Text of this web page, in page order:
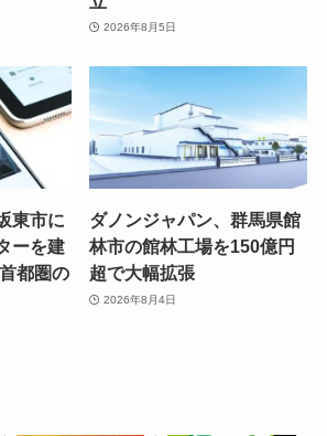
2026年8月5日
東市に
ーを建
都圏の
ダノンジャパン、群馬県館
林市の館林工場を150億円
超で大幅拡張
2026年8月4日